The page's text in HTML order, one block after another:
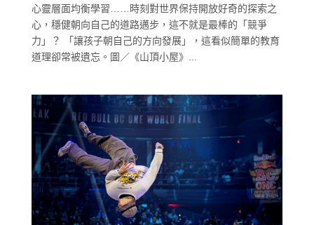
心靈層面均衡學習……時刻對世界保持開放好奇的探索之
心，穩健朝向自己的道路邁步，這不就是最棒的「競爭
力」？ 「讓孩子朝自己的方向發展」，這看似簡單的教育
道理卻常被遺忘。圖／《山頂小屋》...